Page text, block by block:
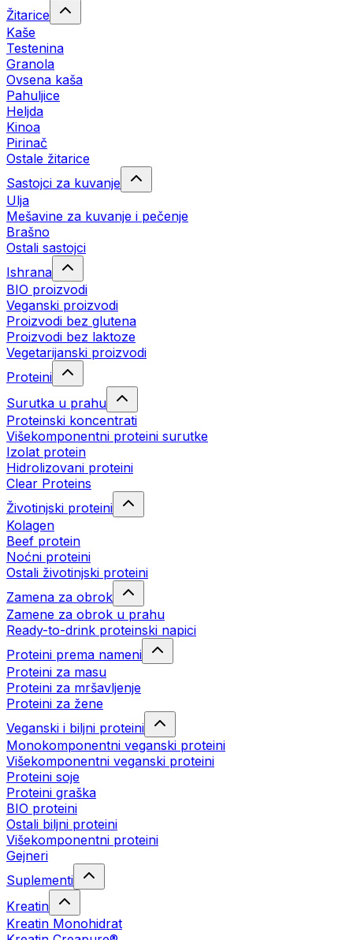
Žitarice
Kaše
Testenina
Granola
Ovsena kaša
Pahuljice
Heljda
Kinoa
Pirinač
Ostale žitarice
Sastojci za kuvanje
Ulja
Mešavine za kuvanje i pečenje
Brašno
Ostali sastojci
Ishrana
BIO proizvodi
Veganski proizvodi
Proizvodi bez glutena
Proizvodi bez laktoze
Vegetarijanski proizvodi
Proteini
Surutka u prahu
Proteinski koncentrati
Višekomponentni proteini surutke
Izolat protein
Hidrolizovani proteini
Clear Proteins
Životinjski proteini
Kolagen
Beef protein
Noćni proteini
Ostali životinjski proteini
Zamena za obrok
Zamene za obrok u prahu
Ready-to-drink proteinski napici
Proteini prema nameni
Proteini za masu
Proteini za mršavljenje
Proteini za žene
Veganski i biljni proteini
Monokomponentni veganski proteini
Višekomponentni veganski proteini
Proteini soje
Proteini graška
BIO proteini
Ostali biljni proteini
Višekomponentni proteini
Gejneri
Suplementi
Kreatin
Kreatin Monohidrat